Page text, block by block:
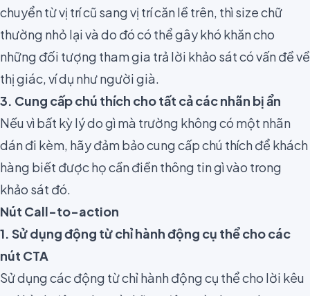
chuyển từ vị trí cũ sang vị trí căn lề trên, thì size chữ
thường nhỏ lại và do đó có thể gây khó khăn cho
những đối tượng tham gia trả lời khảo sát có vấn đề về
thị giác, ví dụ như người già.
3. Cung cấp chú thích cho tất cả các nhãn bị ẩn
Nếu vì bất kỳ lý do gì mà trường không có một nhãn
dán đi kèm, hãy đảm bảo cung cấp chú thích để khách
hàng biết được họ cần điền thông tin gì vào trong
khảo sát đó.
Nút Call-to-action
1. Sử dụng động từ chỉ hành động cụ thể cho các
nút CTA
Sử dụng các động từ chỉ hành động cụ thể cho lời kêu